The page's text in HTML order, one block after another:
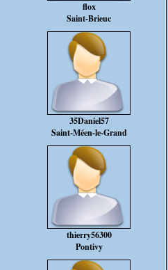
flox
Saint-Brieuc
35Daniel57
Saint-Méen-le-Grand
thierry56300
Pontivy